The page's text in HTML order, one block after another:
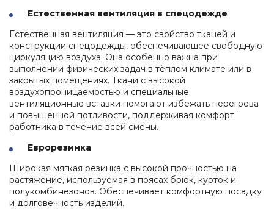
Естественная вентиляция в спецодежде
Естественная вентиляция — это свойство тканей и
конструкции спецодежды, обеспечивающее свободную
циркуляцию воздуха. Она особенно важна при
выполнении физических задач в тёплом климате или в
закрытых помещениях. Ткани с высокой
воздухопроницаемостью и специальные
вентиляционные вставки помогают избежать перегрева
и повышенной потливости, поддерживая комфорт
работника в течение всей смены.
Еврорезинка
Широкая мягкая резинка с высокой прочностью на
растяжение, используемая в поясах брюк, курток и
полукомбинезонов. Обеспечивает комфортную посадку
и долговечность изделий.